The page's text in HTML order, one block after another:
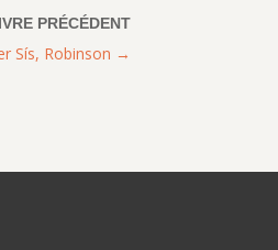
Sís, Robinson